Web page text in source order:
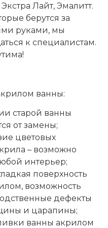
Лайт, Эмалитт.
берутся за
руками, мы
к специалистам.
ванны:
старой ванны
от замены;
цветовых
– возможно
интерьер;
поверхность
возможность
дефекты
и царапины;
ванны акрилом